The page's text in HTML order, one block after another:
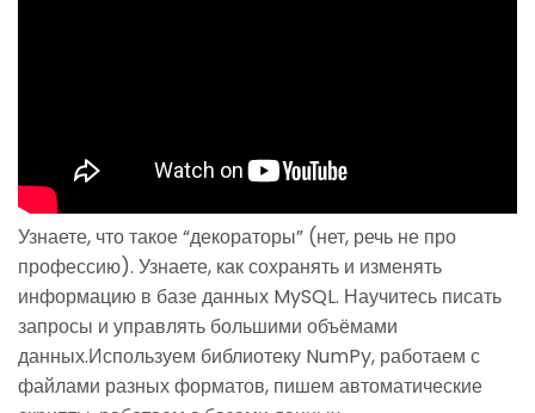
Узнаете, что такое “декораторы” (нет, речь не про
профессию). Узнаете, как сохранять и изменять
информацию в базе данных MySQL. Научитесь писать
запросы и управлять большими объёмами
данных.Используем библиотеку NumPy, работаем с
файлами разных форматов, пишем автоматические